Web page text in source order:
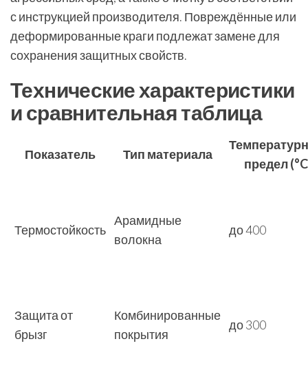
с инструкцией производителя. Повреждённые или
деформированные краги подлежат замене для
сохранения защитных свойств.
Технические характеристики
и сравнительная таблица
Показатель Тип материала
предел
Термостойкость
Арамидные
волокна
до 400
Защита от
брызг
Комбинированные
покрытия
до 300